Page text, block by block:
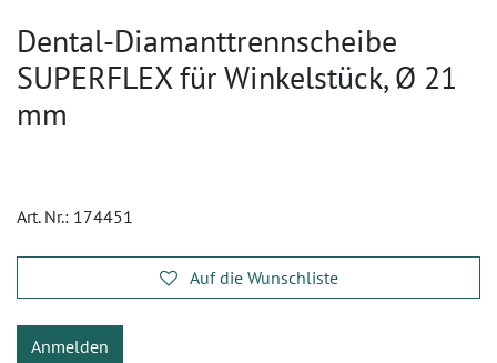
Dental-Diamanttrennscheibe
SUPERFLEX für Winkelstück, Ø 21
mm
Art. Nr.: 174451
Auf die Wunschliste
Anmelden